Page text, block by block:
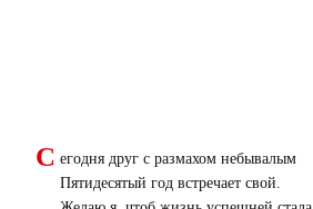
С егодня друг с размахом небывалым
Пятидесятый год встречает свой.